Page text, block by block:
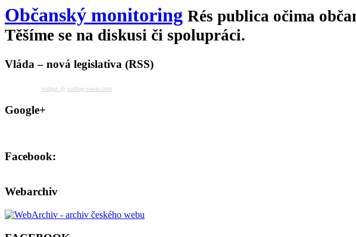
Občanský monitoring Rés publica očima
Těšíme se na diskusi či spolupráci.
Vláda – nová legislativa (RSS)
widget @ surfing-waves.com
Google+
Facebook:
Webarchiv